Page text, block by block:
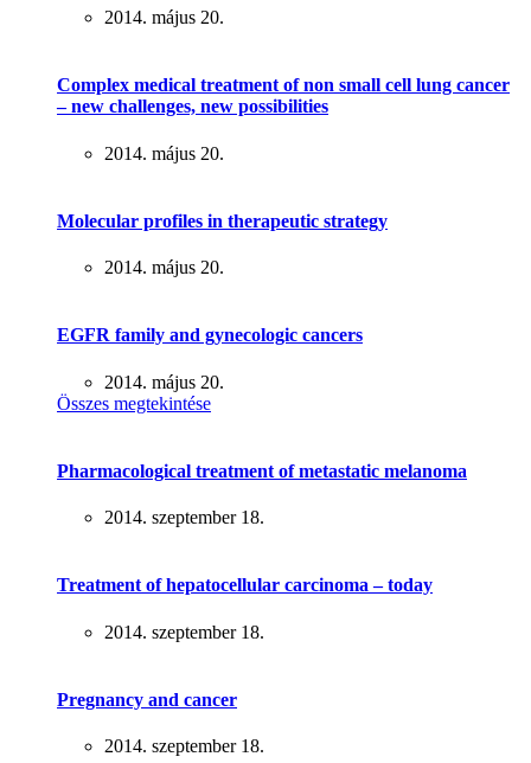
2014. május 20.
Complex medical treatment of non small cell lung cancer
– new challenges, new possibilities
2014. május 20.
Molecular profiles in therapeutic strategy
2014. május 20.
EGFR family and gynecologic cancers
2014. május 20.
Összes megtekintése
Pharmacological treatment of metastatic melanoma
2014. szeptember 18.
Treatment of hepatocellular carcinoma – today
2014. szeptember 18.
Pregnancy and cancer
2014. szeptember 18.